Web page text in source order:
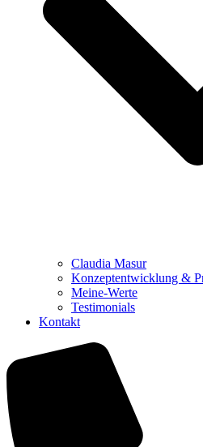
Claudia Masur
Konzeptentwicklung &
Meine-Werte
Testimonials
Kontakt